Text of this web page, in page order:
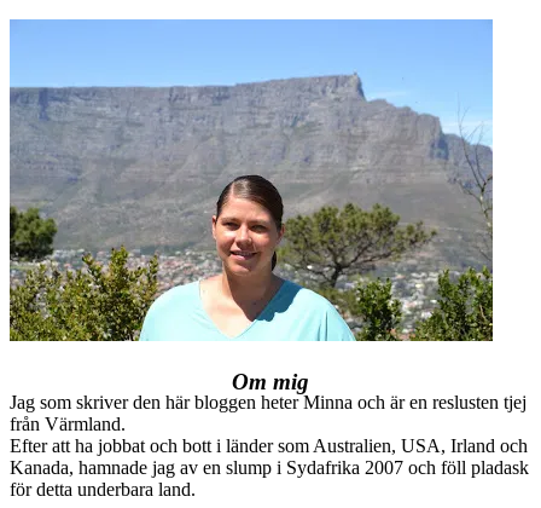
Om mig
Jag som skriver den här bloggen heter Minna och är en reslusten tjej
från Värmland.
Efter att ha jobbat och bott i länder som Australien, USA, Irland och
Kanada, hamnade jag av en slump i Sydafrika 2007 och föll pladask
för detta underbara land.